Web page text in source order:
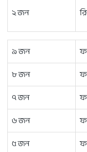
২ জন
৯ জন
৮ জন
৭ জন
৬ জন
৫ জন